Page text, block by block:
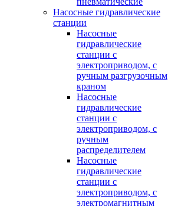
Насосные гидравлические
станции
Насосные
гидравлические
станции с
электроприводом, с
ручным разгрузочным
краном
Насосные
гидравлические
станции с
электроприводом, с
ручным
распределителем
Насосные
гидравлические
станции с
электроприводом, с
электромагнитным